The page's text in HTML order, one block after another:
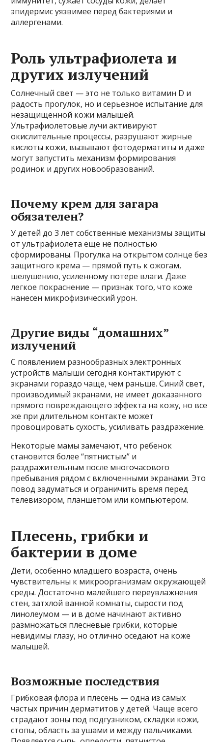
эпидермис уязвимее перед бактериями и
аллергенами.
Роль ультрафиолета и
других излучений
Солнечный свет — это не только витамин D и
радость прогулок, но и серьезное испытание для
незащищенной кожи малышей.
Ультрафиолетовые лучи активируют
окислительные процессы, разрушают жирные
кислоты кожи, вызывают фотодерматиты и даже
могут запустить механизм формирования
родинок и других новообразований.
Почему крем для загара
обязателен?
У детей до 3 лет собственные механизмы защиты
от ультрафиолета еще не полностью
сформированы. Прогулка на открытом солнце без
защитного крема — прямой путь к ожогам,
шелушению, усиленному потере влаги. Даже
легкое покраснение — признак того, что коже
нанесен микрофизический урон.
Другие виды “домашних”
излучений
С появлением разнообразных электронных
устройств малыши сегодня контактируют с
экранами гораздо чаще, чем раньше. Синий свет,
производимый экранами, не имеет доказанного
прямого повреждающего эффекта на кожу, но все
же при длительном контакте может
провоцировать сухость, усиливать раздражение.
Некоторые мамы замечают, что ребенок
становится более “пятнистым” и
раздражительным после многочасового
пребывания рядом с включенными экранами. Это
повод задуматься и ограничить время перед
телевизором, планшетом или компьютером.
Плесень, грибки и
бактерии в доме
Дети, особенно младшего возраста, очень
чувствительны к микроорганизмам окружающей
среды. Достаточно малейшего переувлажнения
стен, затхлой ванной комнаты, сырости под
линолеумом — и в доме начинают активно
размножаться плесневые грибки, которые
невидимы глазу, но отлично оседают на коже
малышей.
Возможные последствия
Грибковая флора и плесень — одна из самых
частых причин дерматитов у детей. Чаще всего
страдают зоны под подгузником, складки кожи,
стопы, область за ушами и между пальчиками.